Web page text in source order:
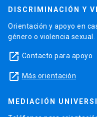
DISCRIMINACIÓN Y
Orientación y apoyo en
género o violencia sexual.
launch Contacto para apoyo
launch Más orientación
MEDIACIÓN